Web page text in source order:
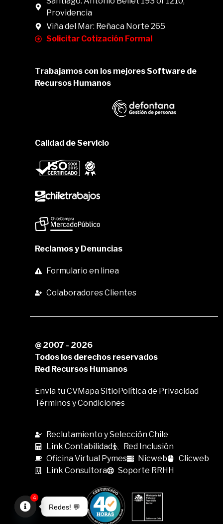
Providencia
Viña del Mar: Reñaca Norte 265
Solicitar Cotización Formal
Trabajamos con los mejores Software de
Recursos Humanos
Calidad de Servicio
Reclamos y Denuncias
Formulario en linea
Colaboradores Clientes
@ 2007 - 2026
Todos los derechos reservados
Red Recursos Humanos
Envia tu CVMapa SitioPolítica de Privacidad
Términos y Condiciones
Reclutamiento y Selección Chile
Link Contabilidad
Red Inclusión
Oficina Virtual Pymes
Nicweb
Clicweb
Link Consultora
Soporte RRHH
Redes! 💬
4